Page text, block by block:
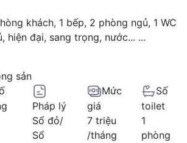
khách, 1 bếp, 2 phòng ngủ, 1 WC
hiện đại, sang trọng, nước... ...
sản
Pháp lý
Sổ đỏ/
Sổ
Mức
giá
7 triệu
/tháng
Số
toilet
1
phòng